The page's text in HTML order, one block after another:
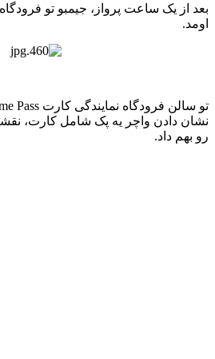
بعد از یک ساعت پرواز، جیمبو تو
اومد.
نشان دادن واچر یه پک شامل کارت،
رو بهم داد.